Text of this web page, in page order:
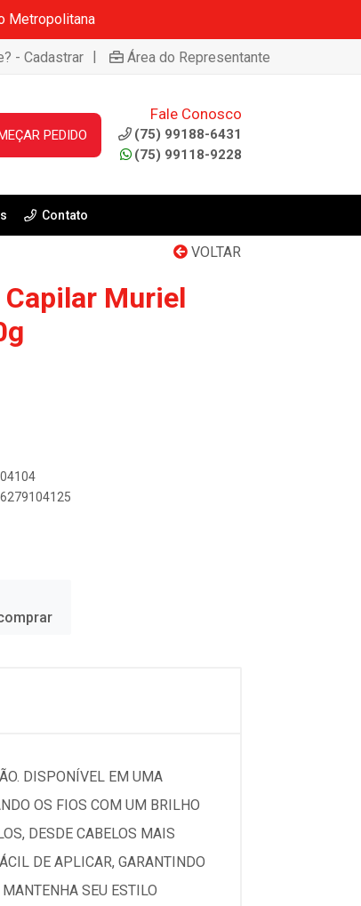
Metropolitana
- Cadastrar | Área do Representante
PEDIDO
Fale Conosco
(75) 99188-6431
(75) 99118-9228
Contato
VOLTAR
Muriel
DISPONÍVEL EM UMA
OS FIOS COM UM BRILHO
DESDE CABELOS MAIS
DE APLICAR, GARANTINDO
SEU ESTILO